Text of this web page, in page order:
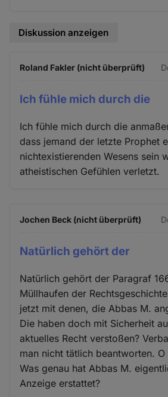
Diskussion anzeigen
Roland Fakler (nicht überprüft)
Ich fühle mich durch die
Ich fühle mich durch die
dass jemand der letzte Prophet
nichtexistierenden Wesens sein
atheistischen Gefühlen verletzt.
Jochen Beck (nicht überprüft)
Natürlich gehört der
Natürlich gehört der Paragraf
Müllhaufen der
jetzt mit denen, die Abbas M.
Die haben doch mit Sicherheit
aktuelles Recht verstoßen?
man nicht tätlich beantworten.
Was genau hat Abbas M.
Anzeige erstattet?